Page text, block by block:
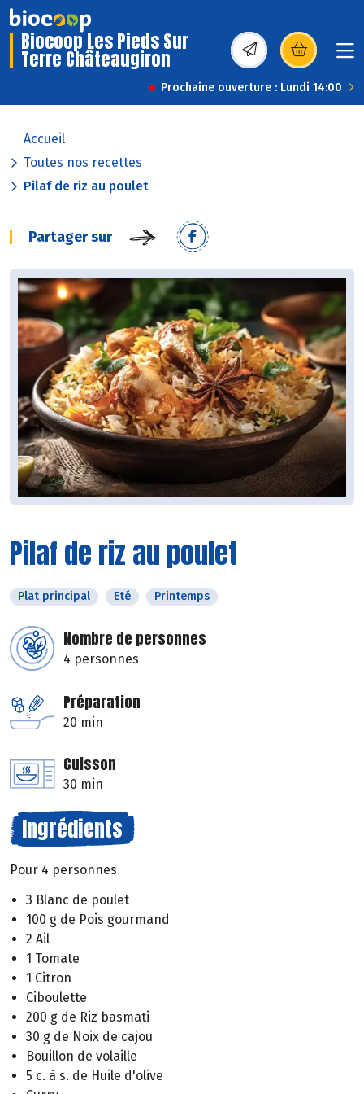
Biocoop Les Pieds Sur
Terre Châteaugiron (s’ouvre dans une
Prochaine ouverture : Lundi 14:00
Accueil
Toutes nos recettes
Pilaf de riz au poulet
Partager sur
Pilaf de riz au poulet
Plat principal Eté Printemps
Nombre de personnes
4 personnes
Préparation
20 min
Cuisson
30 min
Ingrédients
Pour 4 personnes
3 Blanc de poulet
100 g de Pois gourmand
2 Ail
1 Tomate
1 Citron
Ciboulette
200 g de Riz basmati
30 g de Noix de cajou
Bouillon de volaille
5 c. à s. de Huile d'olive